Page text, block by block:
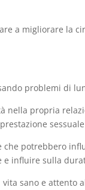
a migliorare la
problemi di
nella propria
potrebbero
e influire sulla
sano e attento